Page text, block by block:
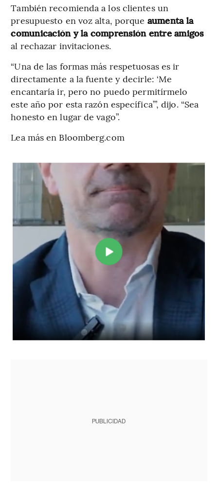
También recomienda a los clientes un
presupuesto en voz alta, porque aumenta la
comunicación y la comprensión entre amigos
al rechazar invitaciones.
“Una de las formas más respetuosas es ir
directamente a la fuente y decirle: ‘Me
encantaría ir, pero no puedo permitírmelo
este año por esta razón específica’”, dijo. “Sea
honesto en lugar de vago”.
Lea más en Bloomberg.com
PUBLICIDAD